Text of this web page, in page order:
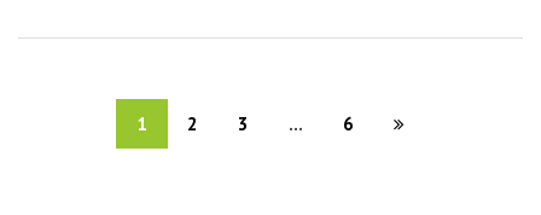
1 2 3 ... 6